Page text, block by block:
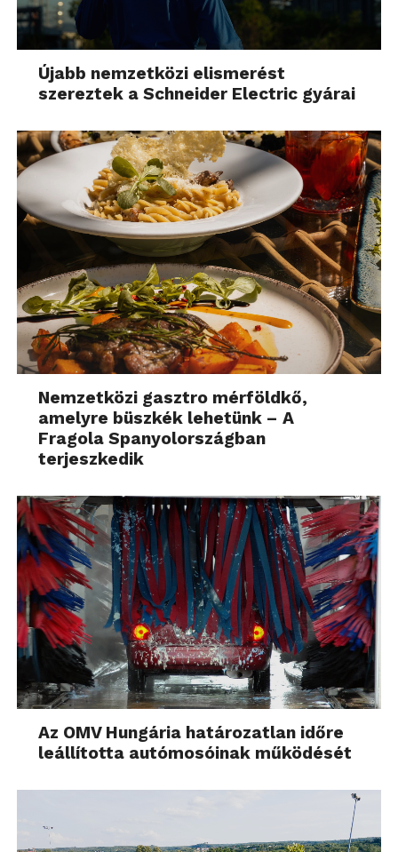
Újabb nemzetközi elismerést
szereztek a Schneider Electric gyárai
Nemzetközi gasztro mérföldkő,
amelyre büszkék lehetünk – A
Fragola Spanyolországban
terjeszkedik
Az OMV Hungária határozatlan időre
leállította autómosóinak működését